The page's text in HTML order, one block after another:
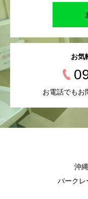
お気
お電話でもお
沖
バークレ